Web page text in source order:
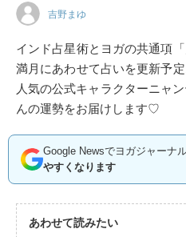
吉野まゆ
インド占星術とヨガの共通項
満月にあわせて占いを更新予
人気の公式キャラクターニャ
んの運勢をお届けします♡
Google Newsでヨガジャーナ
やすくなります
あわせて読みたい